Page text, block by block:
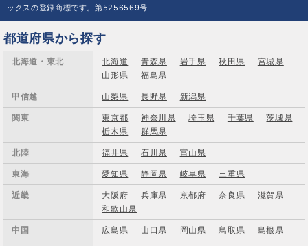
ックスの登録商標です。第5256569号
都道府県から探す
北海道・東北 北海道 青森県 岩手県 秋田県
宮城県
山形県
福島県
甲信越 山梨県 長野県 新潟県
関東 東京都 神奈川県 埼玉県 千葉県
茨城県
栃木県
群馬県
北陸 福井県 石川県 富山県
東海 愛知県 静岡県 岐阜県 三重県
近畿 大阪府 兵庫県 京都府 奈良県
滋賀県
和歌山県
中国 広島県 山口県 岡山県 鳥取県 島根県